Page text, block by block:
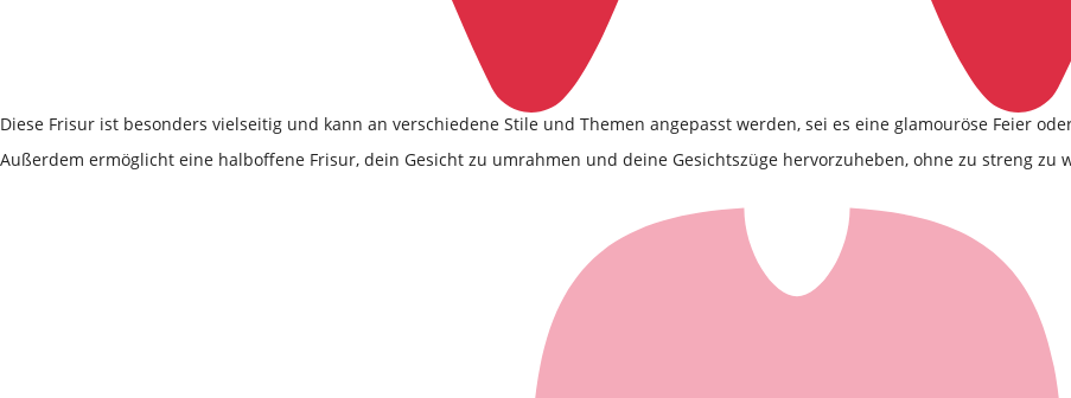
Diese Frisur ist besonders vielseitig und kann an verschiedene Stile und Themen angepasst werden, sei es eine glamouröse Feier
Außerdem ermöglicht eine halboffene Frisur, dein Gesicht zu umrahmen und deine Gesichtszüge hervorzuheben, ohne zu streng zu